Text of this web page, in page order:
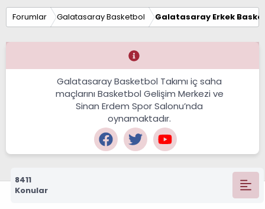
Forumlar Galatasaray Basketbol Galatasaray Erkek
Galatasaray Basketbol Takımı iç saha
maçlarını Basketbol Gelişim Merkezi ve
Sinan Erdem Spor Salonu’nda
oynamaktadır.
8411
Konular